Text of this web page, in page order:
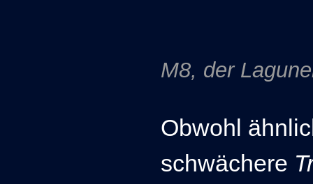
M8, der
Obwohl
schwächere